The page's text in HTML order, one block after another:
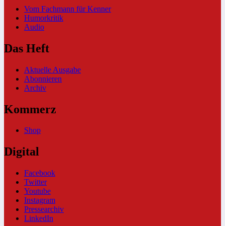
Vom Fachmann für Kenner
Humorkritik
Audio
Das Heft
Aktuelle Ausgabe
Abonnieren
Archiv
Kommerz
Shop
Digital
Facebook
Twitter
Youtube
Instagram
Pressearchiv
LinkedIn